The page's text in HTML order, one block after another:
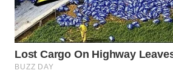
WN
LIKUPANG
WN